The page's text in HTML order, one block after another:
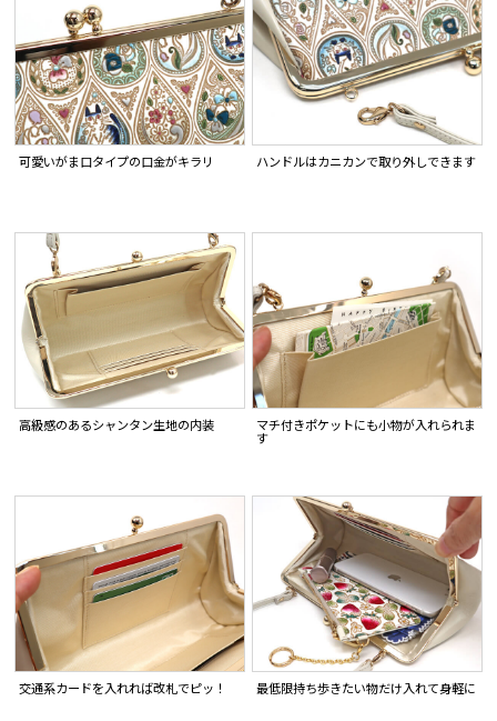
可愛いがま口タイプの口金がキラリ ハンドルはカニカンで取り外しできます
高級感のあるシャンタン生地の内装
マチ付きポケットにも小物が入れられま
す
交通系カードを入れれば改札でピッ！ 最低限持ち歩きたい物だけ入れて身軽に